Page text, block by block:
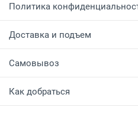
Политика
Доставка и подъем
Самовывоз
Как добраться